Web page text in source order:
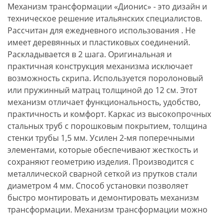
Механизм трансформации «Дионис» - это дизайн и
техническое решение итальянских специалистов.
Рассчитан для ежедневного использования . Не
имеет деревянных и пластиковых соединений.
Раскладывается в 2 шага. Оригинальная и
практичная конструкция механизма исключает
возможность скрипа. Используется поролоновый
или пружинный матрац толщиной до 12 см. Этот
механизм отличает функциональность, удобство,
практичность и комфорт. Каркас из высокопрочных
стальных труб с порошковым покрытием, толщина
стенки трубы 1,5 мм. Усилен 2-мя поперечными
элементами, которые обеспечивают жесткость и
сохраняют геометрию изделия. Производится с
металлической сварной сеткой из прутков стали
диаметром 4 мм. Способ установки позволяет
быстро монтировать и демонтировать механизм
трансформации. Механизм трансформации можно